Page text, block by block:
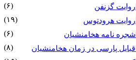
روایت گزنفن
(۶)
روایت هرودتوس
(۱۹)
شجره نامه هخامنشیان
(۶)
قبایل پارسی در زمان هخامنشیان
(۸)